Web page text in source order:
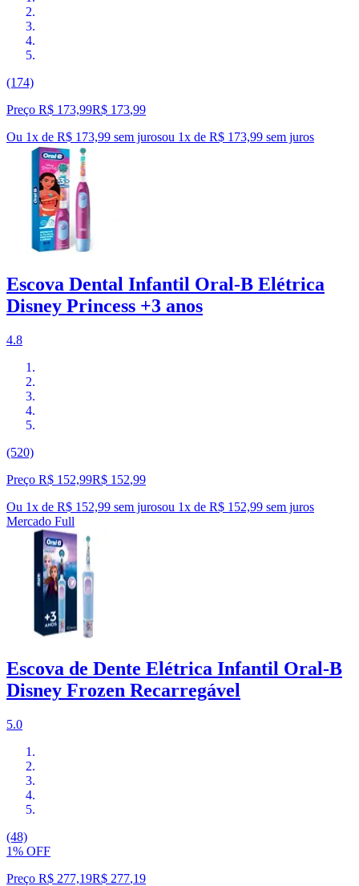
(174)
Preço R$ 173,99R$ 173,99
Ou 1x de R$ 173,99 sem jurosou 1x de R$ 173,99 sem juros
Escova Dental Infantil Oral-B Elétrica
Disney Princess +3 anos
4.8
(520)
Preço R$ 152,99R$ 152,99
Ou 1x de R$ 152,99 sem jurosou 1x de R$ 152,99 sem juros
Mercado Full
Escova de Dente Elétrica Infantil Oral-B
Disney Frozen Recarregável
5.0
(48)
1% OFF
Preço R$ 277,19R$ 277,19